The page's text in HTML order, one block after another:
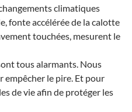
climatiques
fonte accélérée de la calotte
touchées, mesurent le
tous alarmants. Nous
empêcher le pire. Et pour
de vie afin de protéger les